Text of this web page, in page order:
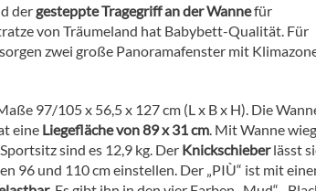
dergesteppte Tragegriff an der Wannefür
von Träumeland hat Babybett-Qualität. Für
zwei große Panoramafenster mit
97/105 x 56,5 x 127 cm (L x B x H). Die
eine Liegefläche von 89 x 31 cm. Mit Wanne
sind es 12,9 kg. Der Knickschieberlässt
96 und 110 cm einstellen. Der „PIÙ“ ist mit